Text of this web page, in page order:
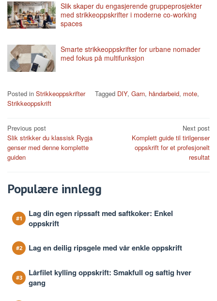
Slik skaper du engasjerende gruppeprosjekter
med strikkeoppskrifter i moderne co-working
spaces
Smarte strikkeoppskrifter for urbane nomader
med fokus på multifunksjon
Posted in Strikkeoppskrifter Tagged DIY, Garn, håndarbeid, mote,
Strikkeoppskrift
Post
navigation
Previous post
Slik strikker du klassisk Rygja
genser med denne komplette
guiden
Next post
Komplett guide til tirilgenser
oppskrift for et profesjonelt
resultat
Populære innlegg
Lag din egen ripssaft med saftkoker: Enkel
oppskrift
Lag en deilig ripsgele med vår enkle oppskrift
Lårfilet kylling oppskrift: Smakfull og saftig hver
gang